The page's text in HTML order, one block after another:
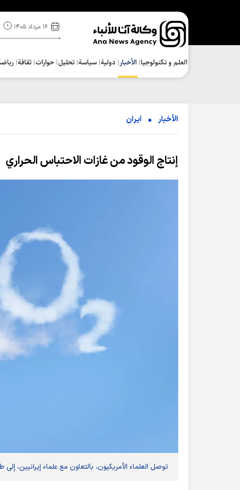
۱۶ مرداد ۱۴۰۵
العلم و تکنولوجیا الأخبار دولية سياسة تحلیل حوارات ثقافة
الأخبار ایران
إنتاج الوقود من غازات الاحتباس الحراري
توصل العلماء الأمريكيون، بالتعاون مع علماء إيرانيين،